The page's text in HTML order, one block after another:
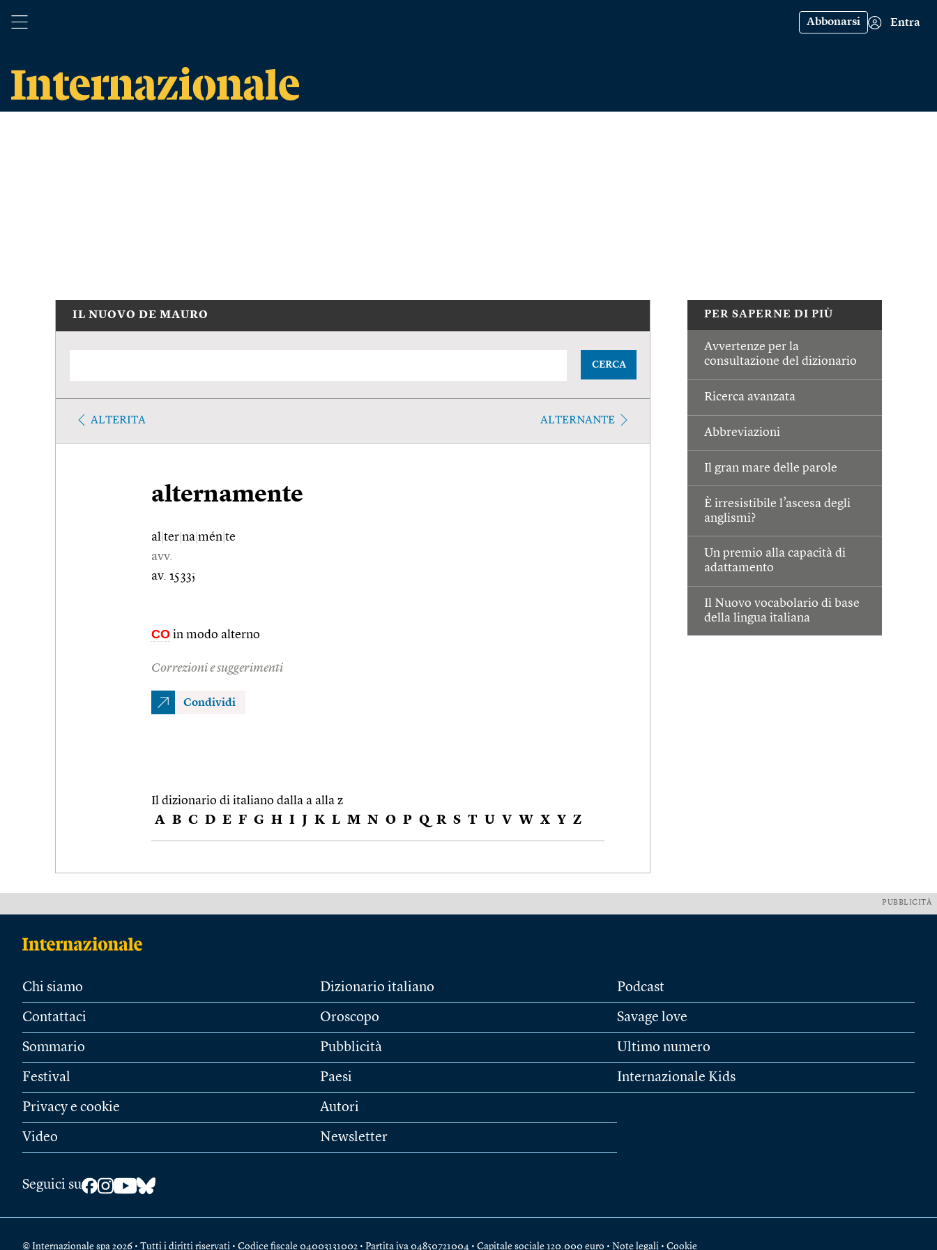
Abbonarsi Entra
PER SAPERNE DI PIÙ
Avvertenze per la
consultazione del dizionario
Ricerca avanzata
Abbreviazioni
Il gran mare delle parole
È irresistibile l’ascesa degli
anglismi?
Un premio alla capacità di
adattamento
Il Nuovo vocabolario di base
della lingua italiana
IL NUOVO DE MAURO
CERCA
ALTERITA ALTERNANTE
alternamente
al ter na mén te
avv.
av. 1533;
CO in modo alterno
Correzioni e suggerimenti
Condividi
Il dizionario di italiano dalla a alla z
A B C D E F G H I J K L M N O P Q R S T U V W X Y Z
PUBBLICITÀ
Chi siamo
Contattaci
Sommario
Festival
Privacy e cookie
Video
Dizionario italiano
Oroscopo
Pubblicità
Paesi
Autori
Newsletter
Podcast
Savage love
Ultimo numero
Internazionale Kids
Seguici su
© Internazionale spa 2026 • Tutti i diritti riservati • Codice fiscale 04003131002 • Partita iva 04850721004 • Capitale sociale 120.000 euro • Note legali • Cookie